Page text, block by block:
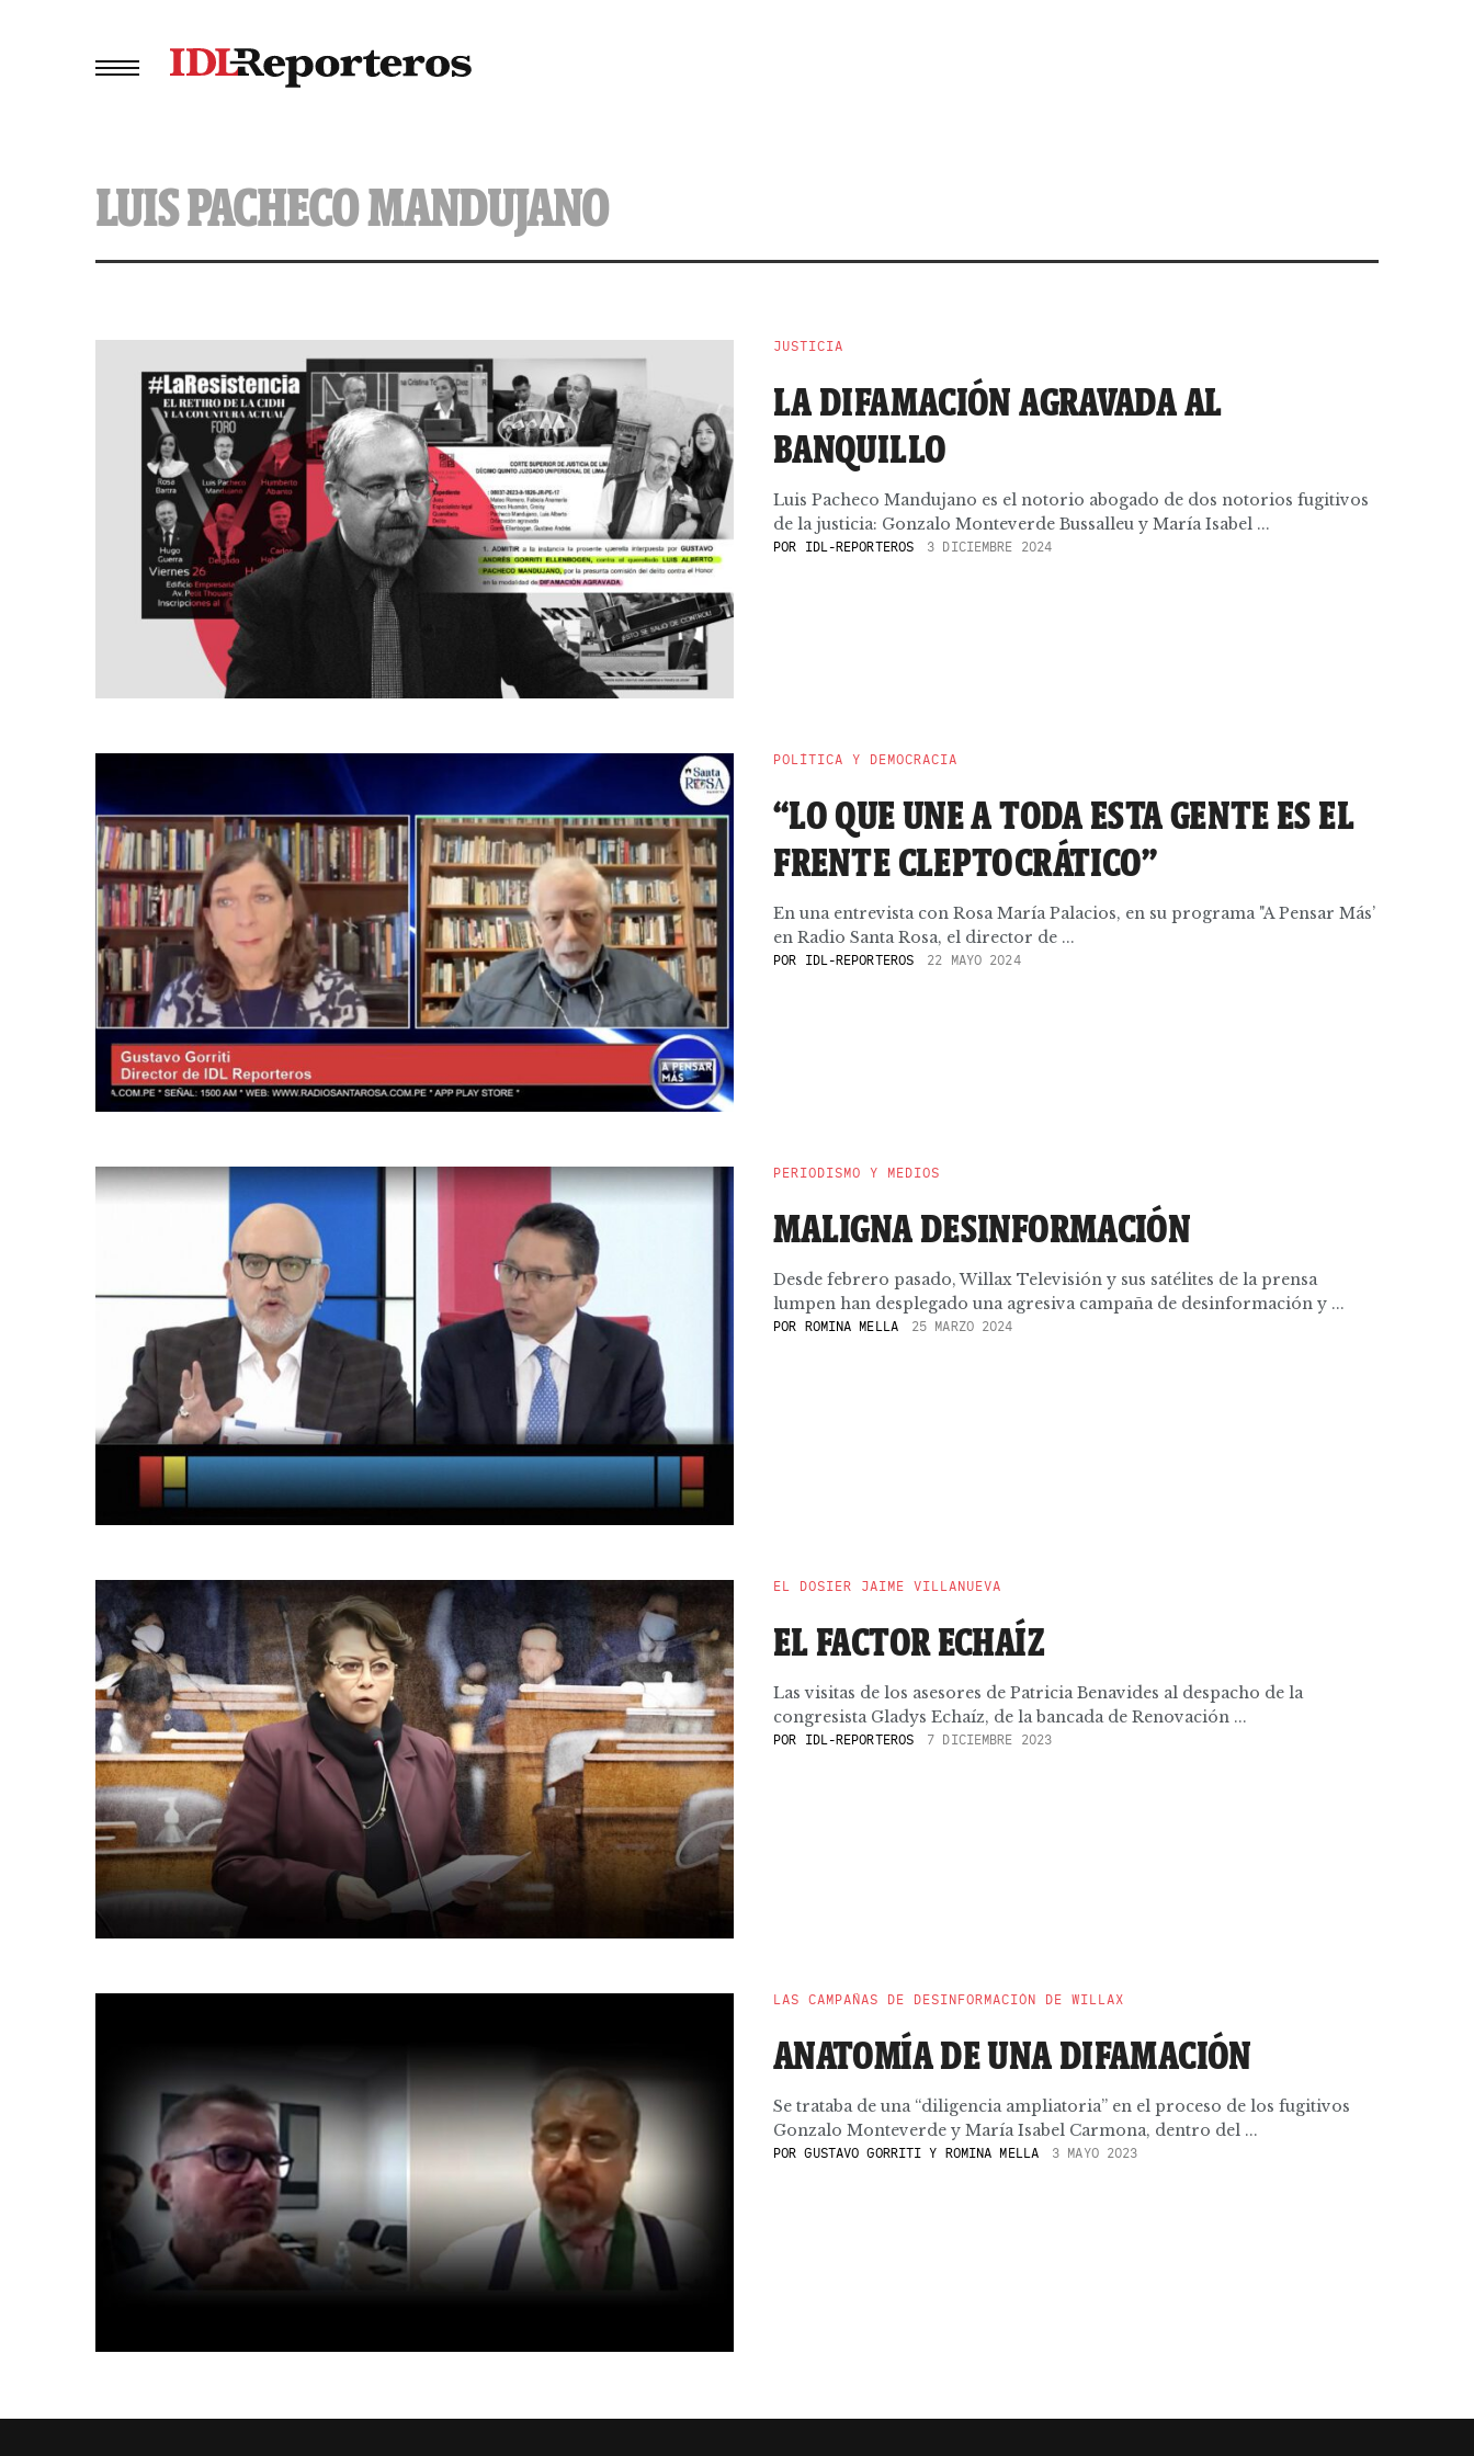
LUIS PACHECO MANDUJANO
JUSTICIA
LA DIFAMACIÓN AGRAVADA AL
BANQUILLO
Luis Pacheco Mandujano es el notorio abogado de dos notorios fugitivos
de la justicia: Gonzalo Monteverde Bussalleu y María Isabel ...
POR IDL-REPORTEROS 3 DICIEMBRE 2024
POLÍTICA Y DEMOCRACIA
“LO QUE UNE A TODA ESTA GENTE ES EL
FRENTE CLEPTOCRÁTICO”
En una entrevista con Rosa María Palacios, en su programa "A Pensar Más’
en Radio Santa Rosa, el director de ...
POR IDL-REPORTEROS 22 MAYO 2024
PERIODISMO Y MEDIOS
MALIGNA DESINFORMACIÓN
Desde febrero pasado, Willax Televisión y sus satélites de la prensa
lumpen han desplegado una agresiva campaña de desinformación y ...
POR ROMINA MELLA 25 MARZO 2024
EL DOSIER JAIME VILLANUEVA
EL FACTOR ECHAÍZ
Las visitas de los asesores de Patricia Benavides al despacho de la
congresista Gladys Echaíz, de la bancada de Renovación ...
POR IDL-REPORTEROS 7 DICIEMBRE 2023
LAS CAMPAÑAS DE DESINFORMACIÓN DE WILLAX
ANATOMÍA DE UNA DIFAMACIÓN
Se trataba de una “diligencia ampliatoria” en el proceso de los fugitivos
Gonzalo Monteverde y María Isabel Carmona, dentro del ...
POR GUSTAVO GORRITI Y ROMINA MELLA 3 MAYO 2023